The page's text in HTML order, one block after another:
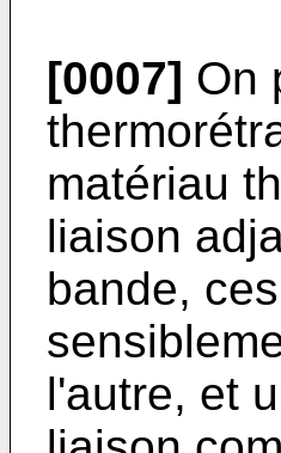
[0007] On
matériau
liaison
bande,
l'autre, et